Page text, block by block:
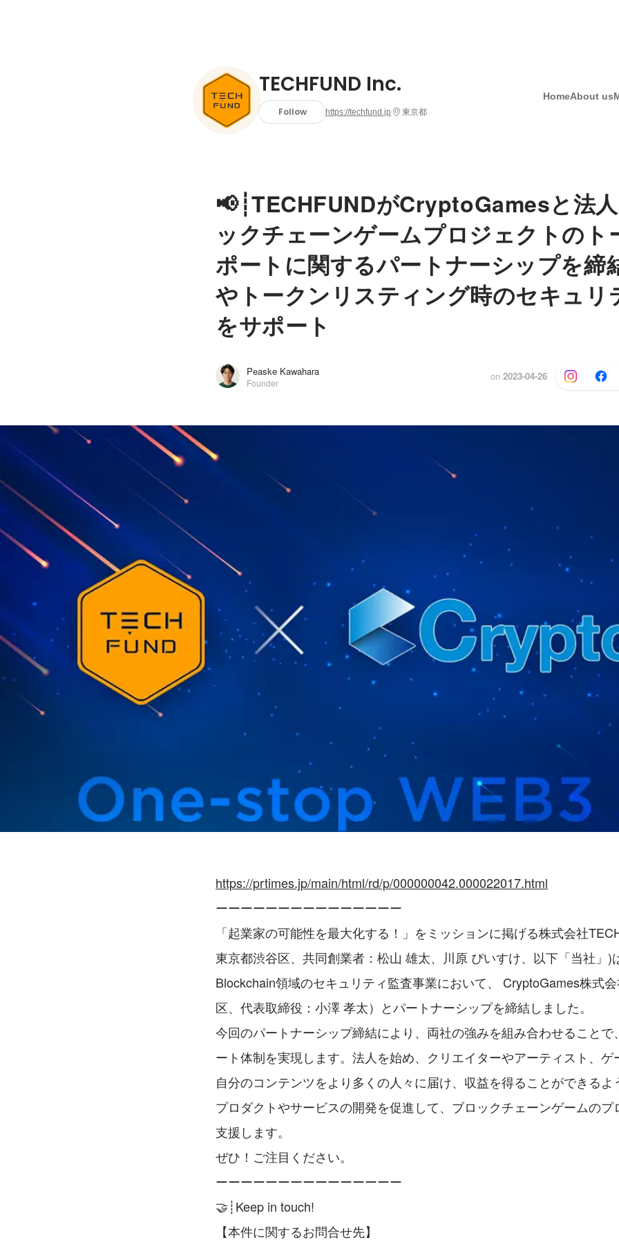
TECHFUND Inc.
Follow https://techfund.jp 東京都
HomeAbout us
📢┊TECHFUNDがCryptoGamesと法
ックチェーンゲームプロジェクトのト
ポートに関するパートナーシップを締
やトークンリスティング時のセキュリ
をサポート
Peaske Kawahara
Founder
on 2023-04-26
https://prtimes.jp/main/html/rd/p/000000042.000022017.html
ーーーーーーーーーーーーーーー
「起業家の可能性を最大化する！」をミッションに掲げる株式会社
東京都渋谷区、共同創業者：松山 雄太、川原 ぴいすけ、以下「当社」)
Blockchain領域のセキュリティ監査事業において、 CryptoGames株式
区、代表取締役：小澤 孝太）とパートナーシップを締結しました。
今回のパートナーシップ締結により、両社の強みを組み合わせることで
ート体制を実現します。法人を始め、クリエイターやアーティスト、ゲ
自分のコンテンツをより多くの人々に届け、収益を得ることができるよ
プロダクトやサービスの開発を促進して、ブロックチェーンゲームのプ
支援します。
ぜひ！ご注目ください。
ーーーーーーーーーーーーーーー
🤝┊Keep in touch!
【本件に関するお問合せ先】